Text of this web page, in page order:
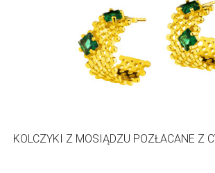
KOLCZYKI Z MOSIĄDZU POZŁACANE Z